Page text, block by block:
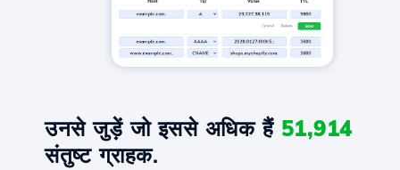
उनसे जुड़ें जो इससे अधिक हैं 51,914
संतुष्ट ग्राहक.